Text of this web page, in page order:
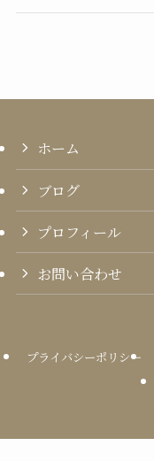
ホーム
ブログ
プロフィール
お問い合わせ
プライバシーポリシー